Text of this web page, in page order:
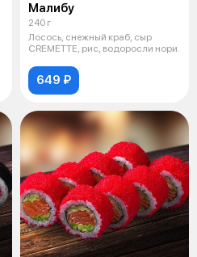
Малибу
240 г
Лосось, снежный краб, сыр
CREMETTE, рис, водоросли нори.
649 ₽